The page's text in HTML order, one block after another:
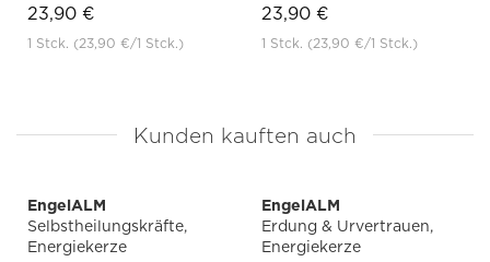
23,90 €
1 Stck. (23,90 €/1 Stck.)
23,90 €
1 Stck. (23,90 €/1 Stck.)
Kunden kauften auch
EngelALM
Selbstheilungskräfte,
Energiekerze
EngelALM
Erdung & Urvertrauen,
Energiekerze